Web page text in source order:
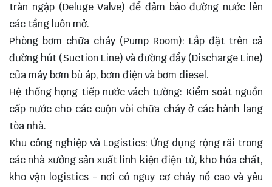
tràn ngập (Deluge Valve) để đảm bảo đường nước lên
các tầng luôn mở.
Phòng bơm chữa cháy (Pump Room): Lắp đặt trên cả
đường hút (Suction Line) và đường đẩy (Discharge Line)
của máy bơm bù áp, bơm điện và bơm diesel.
Hệ thống họng tiếp nước vách tường: Kiểm soát nguồn
cấp nước cho các cuộn vòi chữa cháy ở các hành lang
tòa nhà.
Khu công nghiệp và Logistics: Ứng dụng rộng rãi trong
các nhà xưởng sản xuất linh kiện điện tử, kho hóa chất,
kho vận logistics - nơi có nguy cơ cháy nổ cao và yêu